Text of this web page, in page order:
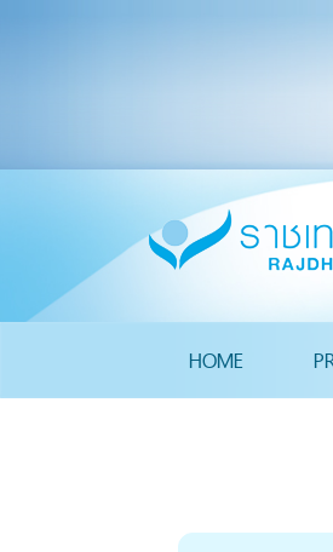
HOME